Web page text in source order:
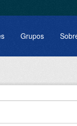
Grupos